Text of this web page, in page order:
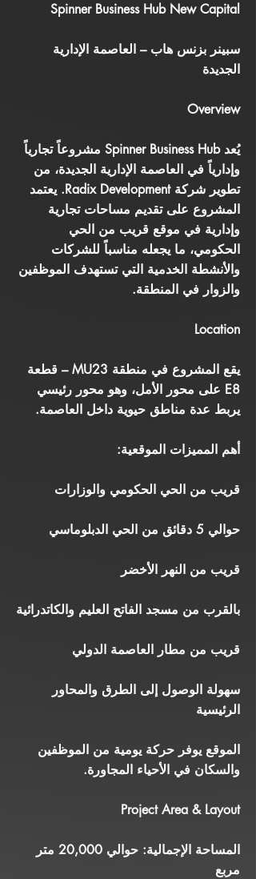
Spinner Business Hub New Capital
سبينر بزنس هاب – العاصمة الإدارية
الجديدة
Overview
يُعد Spinner Business Hub مشروعاً تجارياً
وإدارياً في العاصمة الإدارية الجديدة، من
تطوير شركة Radix Development. يعتمد
المشروع على تقديم مساحات تجارية
وإدارية في موقع قريب من الحي
الحكومي، ما يجعله مناسباً للشركات
والأنشطة الخدمية التي تستهدف الموظفين
والزوار في المنطقة.
Location
يقع المشروع في منطقة MU23 – قطعة
E8 على محور الأمل، وهو محور رئيسي
يربط عدة مناطق حيوية داخل العاصمة.
أهم المميزات الموقعية:
قريب من الحي الحكومي والوزارات
حوالي 5 دقائق من الحي الدبلوماسي
قريب من النهر الأخضر
بالقرب من مسجد الفاتح العليم والكاتدرائية
قريب من مطار العاصمة الدولي
سهولة الوصول إلى الطرق والمحاور
الرئيسية
الموقع يوفر حركة يومية من الموظفين
والسكان في الأحياء المجاورة.
Project Area & Layout
المساحة الإجمالية: حوالي 20,000 متر
مربع